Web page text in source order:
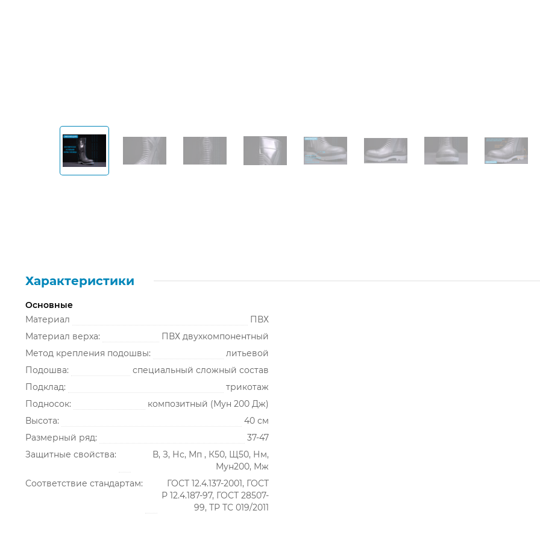
Открыть изображение
Характеристики
Основные
Материал
ПВХ
Материал верха:
ПВХ двухкомпонентный
Метод крепления подошвы:
литьевой
Подошва:
специальный сложный состав
Подклад:
трикотаж
Подносок:
композитный (Мун 200 Дж)
Высота:
40 см
Размерный ряд:
37-47
Защитные свойства:
В, З, Нс, Мп , К50, Щ50, Нм,
Мун200, Мж
Соответствие стандартам:
ГОСТ 12.4.137-2001, ГОСТ
Р 12.4.187-97, ГОСТ 28507-
99, ТР ТС 019/2011